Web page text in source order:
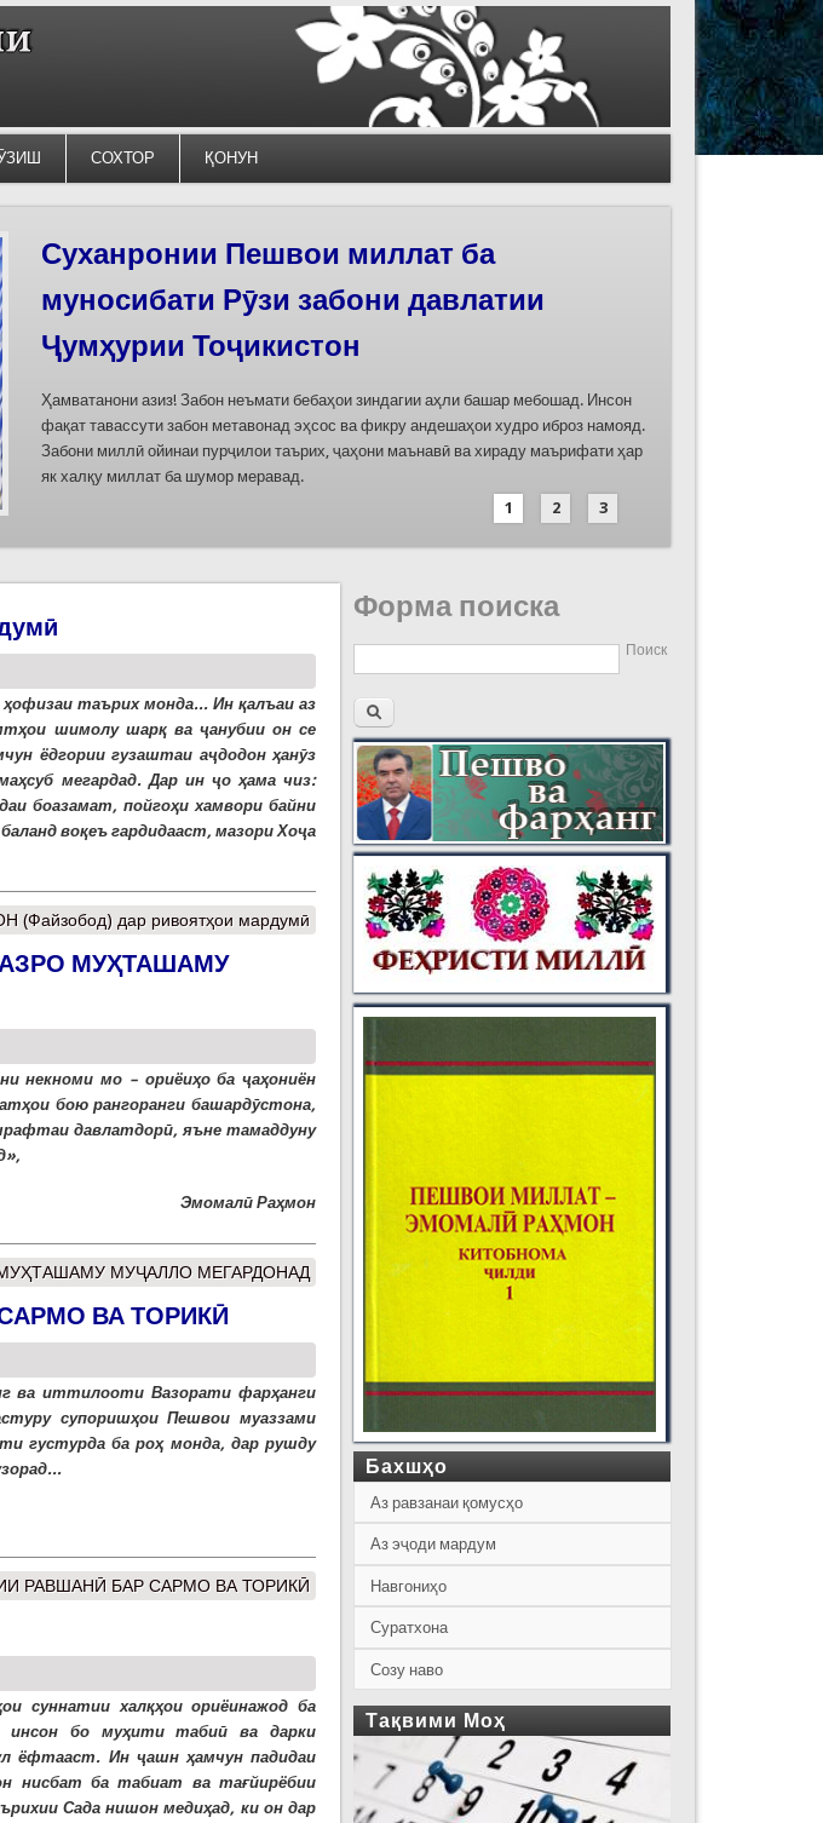
СОХТОР ҚОНУН
Силсилаи ёдгориҳои роҳи абрешим
барои сабт дар феҳристи ЮНЕСКО
омода мешаванд
Дар бахшҳои семинар вазъи омодасозии ҳуҷҷатҳои номинатсияҳои муштараки
кишварҳои Осиёи Марказӣ, аз он ҷумла номинатсияи “Роҳи абрешим: гузаргоҳи
минтақавии Фарғона-Сирдарё», ки аз ҷониби ҷумҳуриҳои Қазоқистон, Қирғизистон,
Тоҷикистон ва Ўзбекистон пешниҳод хоҳад шуд
1
2 3
таърих монда... Ин қалъаи аз
шимолу шарқ ва ҷанубии он се
ёдгории гузаштаи аҷдодон ҳанӯз
мегардад. Дар ин ҷо ҳама чиз:
боазамат, пойгоҳи хамвори байни
воқеъ гардидааст, мазори Хоҷа
дар ривоятҳои мардумӣ
МУҲТАШАМУ
некноми мо – ориёиҳо ба ҷаҳониён
бою рангоранги башардӯстона,
давлатдорӣ, яъне тамаддуну
Эмомалӣ Раҳмон
МУҶАЛЛО МЕГАРДОНАД
ВА ТОРИКӢ
ва иттилооти Вазорати фарҳанги
супоришҳои Пешвои муаззами
густурда ба роҳ монда, дар рушду
РАВШАНӢ БАР САРМО ВА ТОРИКӢ
суннатии халқҳои ориёинажод ба
бо муҳити табиӣ ва дарки
ёфтааст. Ин ҷашн ҳамчун падидаи
нисбат ба табиат ва тағйирёбии
Сада нишон медиҳад, ки он дар
Форма поиска
Поиск
Бахшҳо
Аз равзанаи қомусҳо
Аз эҷоди мардум
Навгониҳо
Суратхона
Созу наво
Тақвими Моҳ